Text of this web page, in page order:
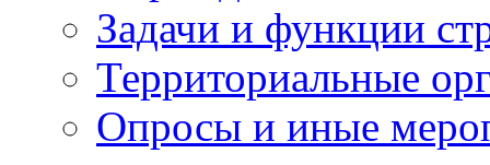
Задачи и функции
Территориальные
Опросы и иные